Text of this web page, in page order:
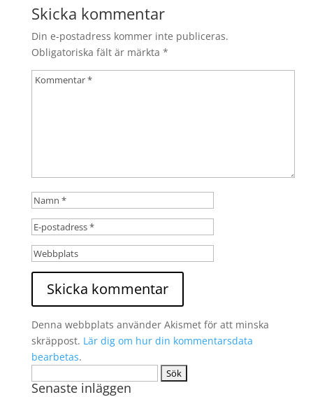
Skicka kommentar
Din e-postadress kommer inte publiceras.
Obligatoriska fält är märkta *
Denna webbplats använder Akismet för att minska
skräppost. Lär dig om hur din kommentarsdata
bearbetas.
efter:
Senaste inläggen